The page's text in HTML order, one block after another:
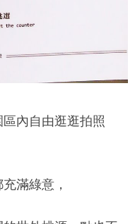
內自由逛逛拍照
滿綠意，